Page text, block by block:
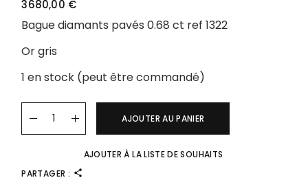
3680,00 €
Bague diamants pavés 0.68 ct ref 1322
Or gris
1 en stock (peut être commandé)
AJOUTER AU PANIER
AJOUTER À LA LISTE DE SOUHAITS
PARTAGER :